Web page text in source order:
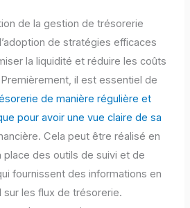
de la gestion de trésorerie
de stratégies efficaces
la liquidité et réduire les coûts
il est essentiel de
de manière régulière et
pour avoir une vue claire de sa
Cela peut être réalisé en
place des outils de suivi et de
fournissent des informations en
sur les flux de trésorerie.